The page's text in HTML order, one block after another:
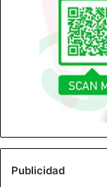
Publicidad